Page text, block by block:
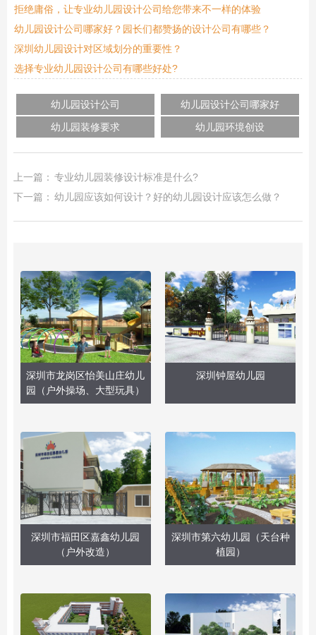
拒绝庸俗，让专业幼儿园设计公司给您带来不一样的体验
幼儿园设计公司哪家好？园长们都赞扬的设计公司有哪些？
深圳幼儿园设计对区域划分的重要性？
选择专业幼儿园设计公司有哪些好处?
幼儿园设计公司
幼儿园设计公司哪家好
幼儿园装修要求
幼儿园环境创设
上一篇： 专业幼儿园装修设计标准是什么?
下一篇： 幼儿园应该如何设计？好的幼儿园设计应该怎么做？
深圳市龙岗区怡美山庄幼儿
园（户外操场、大型玩具）
深圳钟屋幼儿园
深圳市福田区嘉鑫幼儿园
（户外改造）
深圳市第六幼儿园（天台种
植园）